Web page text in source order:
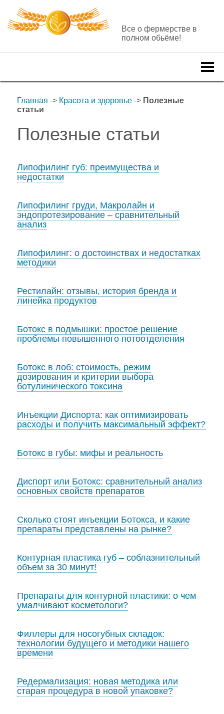
Все о фермерстве в
полном обьёме!
Главная -> Красота и здоровье-> Полезные
статьи
Полезные статьи
Липофилинг губ: преимущества и
недостатки
Липофилинг груди, Макролайн и
эндопротезирование – сравнительный
анализ
Липофилинг: о достоинствах и недостатках
методики
Рестилайн: отзывы, история бренда и
линейка продуктов
Ботокс в подмышки: простое решение
проблемы повышенного потоотделения
Ботокс в лоб: стоимость, режим
дозирования и критерии выбора
ботулинического токсина
Инъекции Диспорта: как оптимизировать
расходы и получить максимальный эффект?
Ботокс в губы: мифы и реальность
Диспорт или Ботокс: сравнительный анализ
основных свойств препаратов
Сколько стоят инъекции Ботокса, и какие
препараты представлены на рынке?
Контурная пластика губ – соблазнительный
объем за 30 минут!
Препараты для контурной пластики: о чем
умалчивают косметологи?
Филлеры для носогубных складок:
технологии будущего и методики нашего
времени
Редермализация: новая методика или
старая процедура в новой упаковке?